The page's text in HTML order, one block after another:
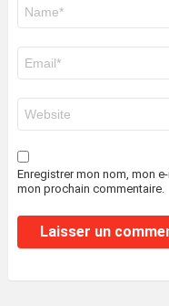
mail
*
web
Enregistrer mon nom, mon
mon prochain commentaire.